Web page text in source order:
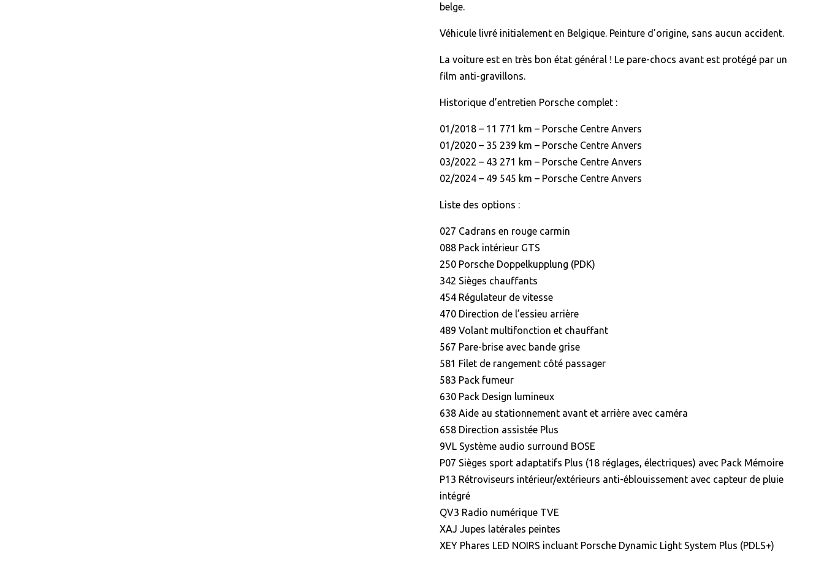
belge.
Véhicule livré initialement en Belgique. Peinture d’origine, sans aucun accident.
La voiture est en très bon état général ! Le pare-chocs avant est protégé par un
film anti-gravillons.
Historique d’entretien Porsche complet :
01/2018 – 11 771 km – Porsche Centre Anvers
01/2020 – 35 239 km – Porsche Centre Anvers
03/2022 – 43 271 km – Porsche Centre Anvers
02/2024 – 49 545 km – Porsche Centre Anvers
Liste des options :
027 Cadrans en rouge carmin
088 Pack intérieur GTS
250 Porsche Doppelkupplung (PDK)
342 Sièges chauffants
454 Régulateur de vitesse
470 Direction de l’essieu arrière
489 Volant multifonction et chauffant
567 Pare-brise avec bande grise
581 Filet de rangement côté passager
583 Pack fumeur
630 Pack Design lumineux
638 Aide au stationnement avant et arrière avec caméra
658 Direction assistée Plus
9VL Système audio surround BOSE
P07 Sièges sport adaptatifs Plus (18 réglages, électriques) avec Pack Mémoire
P13 Rétroviseurs intérieur/extérieurs anti-éblouissement avec capteur de pluie
intégré
QV3 Radio numérique TVE
XAJ Jupes latérales peintes
XEY Phares LED NOIRS incluant Porsche Dynamic Light System Plus (PDLS+)